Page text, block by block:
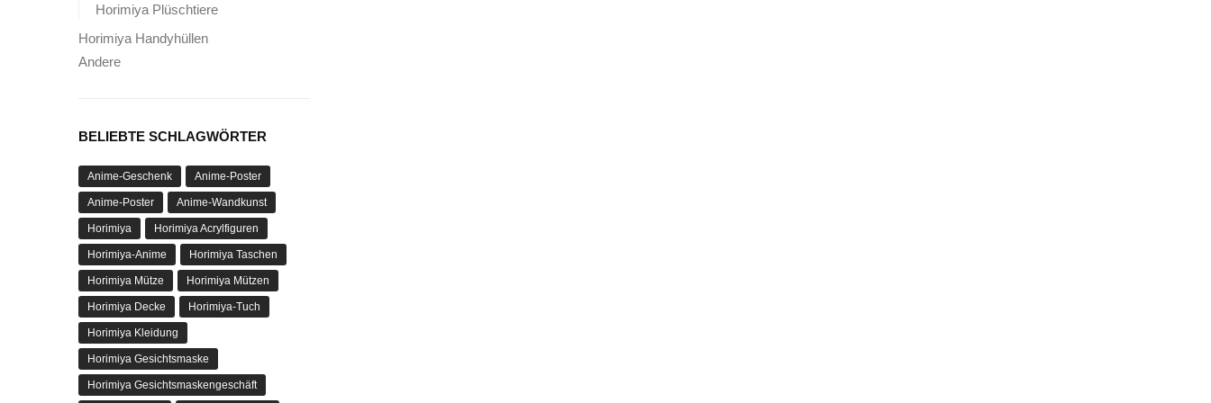
Horimiya Plüschtiere
Horimiya Handyhüllen
Andere
BELIEBTE SCHLAGWÖRTER
Anime-Geschenk Anime-Poster
Anime-Poster Anime-Wandkunst
Horimiya Horimiya Acrylfiguren
Horimiya-Anime Horimiya Taschen
Horimiya Mütze Horimiya Mützen
Horimiya Decke Horimiya-Tuch
Horimiya Kleidung
Horimiya Gesichtsmaske
Horimiya Gesichtsmaskengeschäft